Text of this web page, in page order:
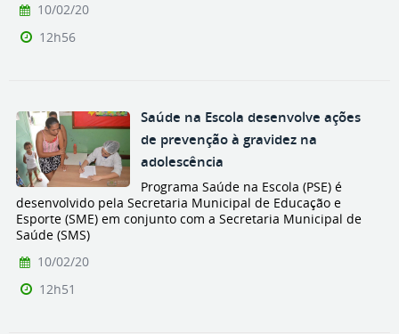
10/02/20
12h56
Saúde na Escola desenvolve ações
de prevenção à gravidez na
adolescência
Programa Saúde na Escola (PSE) é
desenvolvido pela Secretaria Municipal de Educação e
Esporte (SME) em conjunto com a Secretaria Municipal de
Saúde (SMS)
10/02/20
12h51